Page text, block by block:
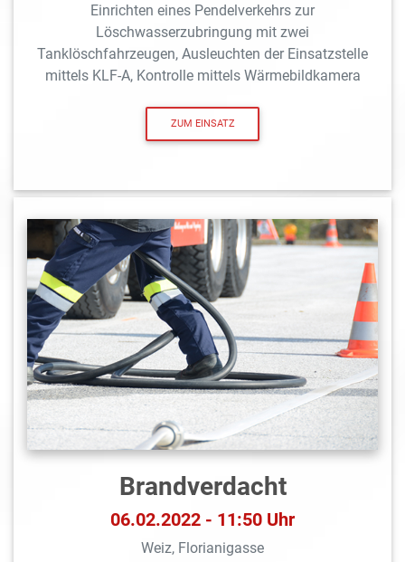
Einrichten eines Pendelverkehrs zur
Löschwasserzubringung mit zwei
Tanklöschfahrzeugen, Ausleuchten der Einsatzstelle
mittels KLF-A, Kontrolle mittels Wärmebildkamera
ZUM EINSATZ
Brandverdacht
06.02.2022 - 11:50 Uhr
Weiz, Florianigasse